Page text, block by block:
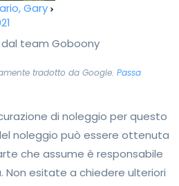
Gary
team Goboony
tradotto da Google. Passa
di noleggio per questo
noleggio può essere ottenuta
che assume è responsabile
Non esitate a chiedere ulteriori